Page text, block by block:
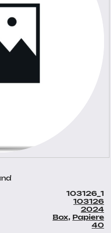
103126_1
103126
2024
Box, Papiere
40